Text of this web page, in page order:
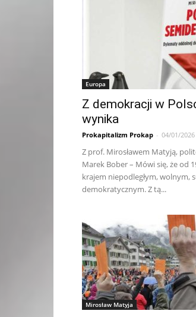
Europa
Z demokracji w
wynika
Prokapitalizm Prokap - 04/01/2026
Z prof. Mirosławem Matyją,
Marek Bober – Mówi się, że od
krajem niepodległym, wolnym,
demokratycznym. Z tą...
Mirosław Matyja